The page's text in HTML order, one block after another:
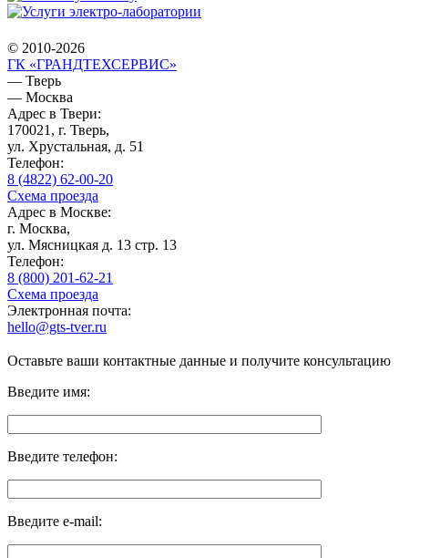
© 2010-2026
ГК «ГРАНДТЕХСЕРВИС»
— Тверь
— Москва
Адрес в Твери:
170021, г. Тверь,
ул. Хрустальная, д. 51
Телефон:
8 (4822) 62-00-20
Схема проезда
Адрес в Москве:
г. Москва,
ул. Мясницкая д. 13 стр. 13
Телефон:
8 (800) 201-62-21
Схема проезда
Электронная почта:
hello@gts-tver.ru
Оставьте ваши контактные данные и получите консультацию
Введите имя:
Введите телефон:
Введите e-mail: